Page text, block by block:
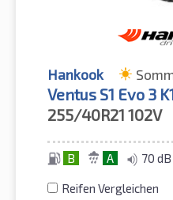
Hankook
Ventus S1 Evo 3
255/40R21 102V
B A 70 dB
Reifen Vergleichen